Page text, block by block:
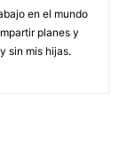
en el mundo
planes y
sin mis hijas.